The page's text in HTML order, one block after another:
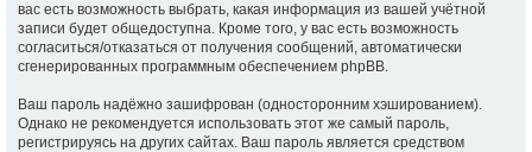
вас есть возможность выбрать, какая информация из вашей учётной
записи будет общедоступна. Кроме того, у вас есть возможность
согласиться/отказаться от получения сообщений, автоматически
сгенерированных программным обеспечением phpBB.
Ваш пароль надёжно зашифрован (односторонним хэшированием).
Однако не рекомендуется использовать этот же самый пароль,
регистрируясь на других сайтах. Ваш пароль является средством